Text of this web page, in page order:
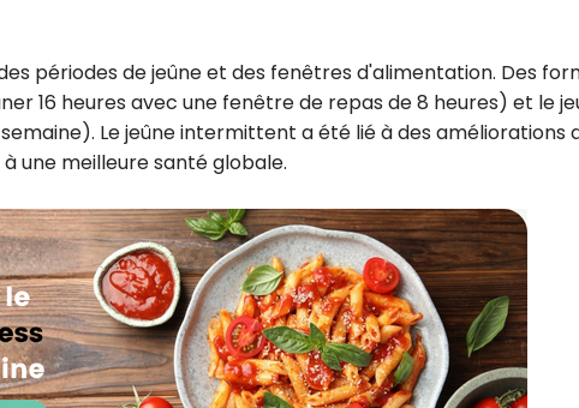
périodes de jeûne et des fenêtres d'alimentation. Des
16 heures avec une fenêtre de repas de 8 heures) et le
Le jeûne intermittent a été lié à des améliorations
une meilleure santé globale.